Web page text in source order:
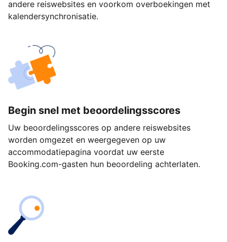
andere reiswebsites en voorkom overboekingen met
kalendersynchronisatie.
Begin snel met beoordelingsscores
Uw beoordelingsscores op andere reiswebsites
worden omgezet en weergegeven op uw
accommodatiepagina voordat uw eerste
Booking.com-gasten hun beoordeling achterlaten.